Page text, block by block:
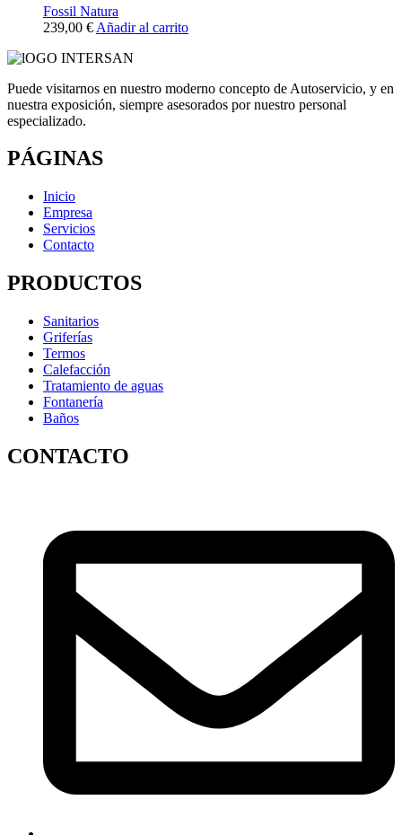
Fossil Natura
239,00 € Añadir al carrito
Puede visitarnos en nuestro moderno concepto de Autoservicio, y en
nuestra exposición, siempre asesorados por nuestro personal
especializado.
PÁGINAS
Inicio
Empresa
Servicios
Contacto
PRODUCTOS
Sanitarios
Griferías
Termos
Calefacción
Tratamiento de aguas
Fontanería
Baños
CONTACTO